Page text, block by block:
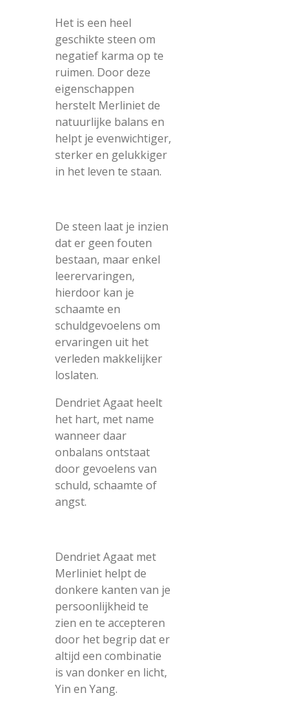
Het is een heel
geschikte steen om
negatief karma op te
ruimen. Door deze
eigenschappen
herstelt Merliniet de
natuurlijke balans en
helpt je evenwichtiger,
sterker en gelukkiger
in het leven te staan.
De steen laat je inzien
dat er geen fouten
bestaan, maar enkel
leerervaringen,
hierdoor kan je
schaamte en
schuldgevoelens om
ervaringen uit het
verleden makkelijker
loslaten.
Dendriet Agaat heelt
het hart, met name
wanneer daar
onbalans ontstaat
door gevoelens van
schuld, schaamte of
angst.
Dendriet Agaat met
Merliniet helpt de
donkere kanten van je
persoonlijkheid te
zien en te accepteren
door het begrip dat er
altijd een combinatie
is van donker en licht,
Yin en Yang.